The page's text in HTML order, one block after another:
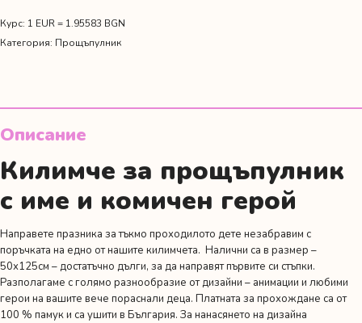
с
комичен
Курс: 1 EUR = 1.95583 BGN
Категория: Прощъпулник
Описание
Килимче за прощъпулник
с име и комичен герой
Направете празника за тъкмо проходилото дете незабравим с
поръчката на едно от нашите килимчета. Налични са в размер –
50х125см – достатъчно дълги, за да направят първите си стъпки.
Разполагаме с голямо разнообразие отдизайни – анимации и любими
герои на вашите вече пораснали деца. Платната за прохождане са от
100 % памук и са ушити в България. За нанасянето на дизайна